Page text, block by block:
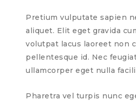
Pretium vulputate sapien
aliquet. Elit eget gravida
volutpat lacus laoreet non
pellentesque id. Nec
ullamcorper eget nulla
Pharetra vel turpis nunc